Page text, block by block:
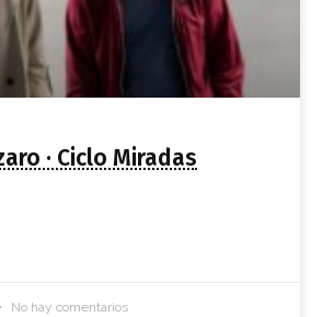
· Ciclo Miradas
No hay comentarios